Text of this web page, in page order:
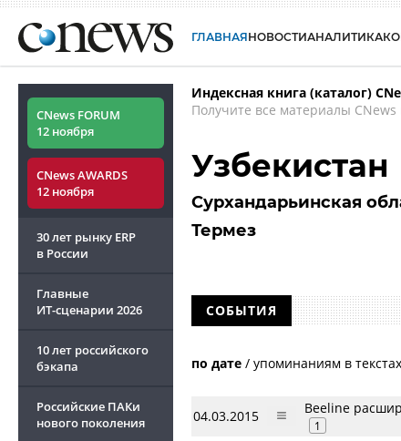
ГЛАВНАЯНОВОСТИАНАЛИТИКА
CNews FORUM
12 ноября
CNews AWARDS
12 ноября
30 лет рынку ERP
в России
Главные
ИТ-сценарии 2026
10 лет российского
бэкапа
Российские ПАКи
нового поколения
Индексная книга (каталог)
Получите все материалы
Узбекистан
Сурхандарьинская
Термез
СОБЫТИЯ
по дате / упоминаниям в текстах
04.03.2015 Beeline
1